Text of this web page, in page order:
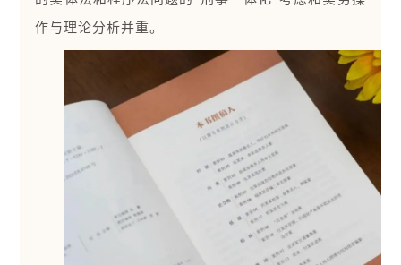
作与理论分析并重。